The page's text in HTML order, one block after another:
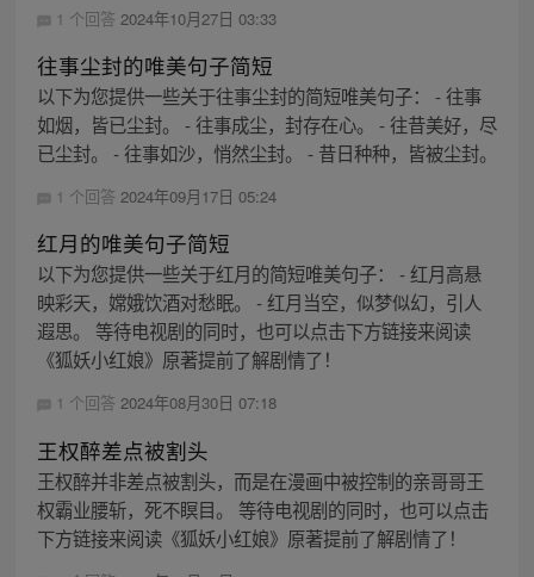
1 个回答 2024年10月27日 03:33
往事尘封的唯美句子简短
以下为您提供一些关于往事尘封的简短唯美句子： - 往事
如烟，皆已尘封。 - 往事成尘，封存在心。 - 往昔美好，尽
已尘封。 - 往事如沙，悄然尘封。 - 昔日种种，皆被尘封。
1 个回答 2024年09月17日 05:24
红月的唯美句子简短
以下为您提供一些关于红月的简短唯美句子： - 红月高悬
映彩天，嫦娥饮酒对愁眠。 - 红月当空，似梦似幻，引人
遐思。 等待电视剧的同时，也可以点击下方链接来阅读
《狐妖小红娘》原著提前了解剧情了！
1 个回答 2024年08月30日 07:18
王权醉差点被割头
王权醉并非差点被割头，而是在漫画中被控制的亲哥哥王
权霸业腰斩，死不瞑目。 等待电视剧的同时，也可以点击
下方链接来阅读《狐妖小红娘》原著提前了解剧情了！